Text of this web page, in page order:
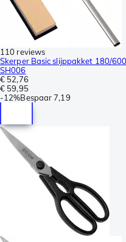
110 reviews
Skerper Basic slijppakket 180/
SH006
€ 52,76
€ 59,95
-12%Bespaar 7,19